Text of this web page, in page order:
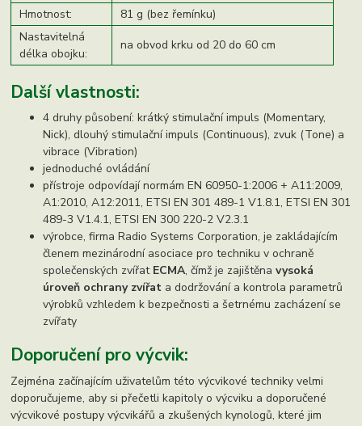
Hmotnost:
81 g (bez řemínku)
Nastavitelná
délka obojku:
na obvod krku od 20 do 60 cm
Další vlastnosti:
4 druhy působení: krátký stimulační impuls (Momentary,
Nick), dlouhý stimulační impuls (Continuous), zvuk (Tone) a
vibrace (Vibration)
jednoduché ovládání
přístroje odpovídají normám EN 60950-1:2006 + A11:2009,
A1:2010, A12:2011, ETSI EN 301 489-1 V1.8.1, ETSI EN 301
489-3 V1.4.1, ETSI EN 300 220-2 V2.3.1
výrobce, firma Radio Systems Corporation, je zakládajícím
členem mezinárodní asociace pro techniku v ochraně
společenských zvířat ECMA, čímž je zajištěnavysoká
úroveň ochrany zvířat a dodržování a kontrola parametrů
výrobků vzhledem k bezpečnosti a šetrnému zacházení se
zvířaty
Doporučení pro výcvik:
Zejména začínajícím uživatelům této výcvikové techniky velmi
doporučujeme, aby si přečetli kapitoly o výcviku a doporučené
výcvikové postupy výcvikářů a zkušených kynologů, které jim